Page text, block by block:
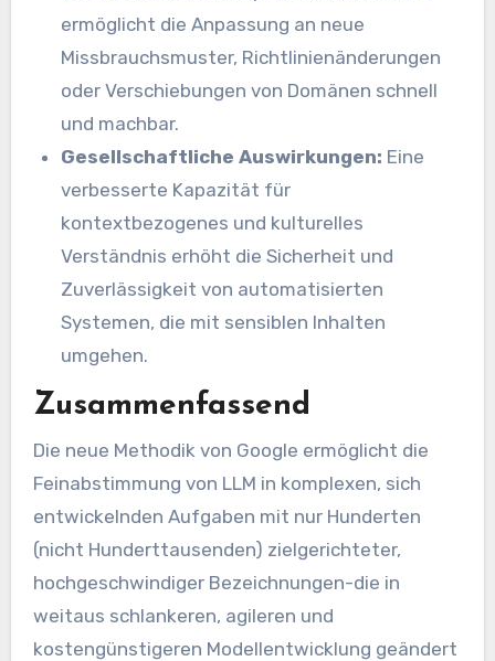
ermöglicht die Anpassung an neue
Missbrauchsmuster, Richtlinienänderungen
oder Verschiebungen von Domänen schnell
und machbar.
Gesellschaftliche Auswirkungen: Eine
verbesserte Kapazität für
kontextbezogenes und kulturelles
Verständnis erhöht die Sicherheit und
Zuverlässigkeit von automatisierten
Systemen, die mit sensiblen Inhalten
umgehen.
Zusammenfassend
Die neue Methodik von Google ermöglicht die
Feinabstimmung von LLM in komplexen, sich
entwickelnden Aufgaben mit nur Hunderten
(nicht Hunderttausenden) zielgerichteter,
hochgeschwindiger Bezeichnungen-die in
weitaus schlankeren, agileren und
kostengünstigeren Modellentwicklung geändert